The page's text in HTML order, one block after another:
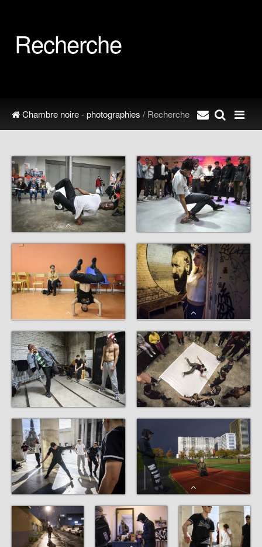
Recherche
Chambre noire - photographies / Recherche